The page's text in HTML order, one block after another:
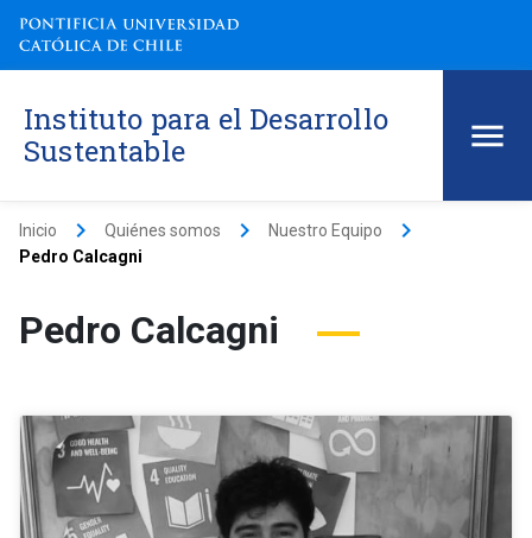
Instituto para el Desarrollo
Sustentable
Inicio keyboard_arrow_right Quiénes somos keyboard_arrow_right Nuestro Equipo keyboard_arrow_right
Pedro Calcagni
Pedro Calcagni